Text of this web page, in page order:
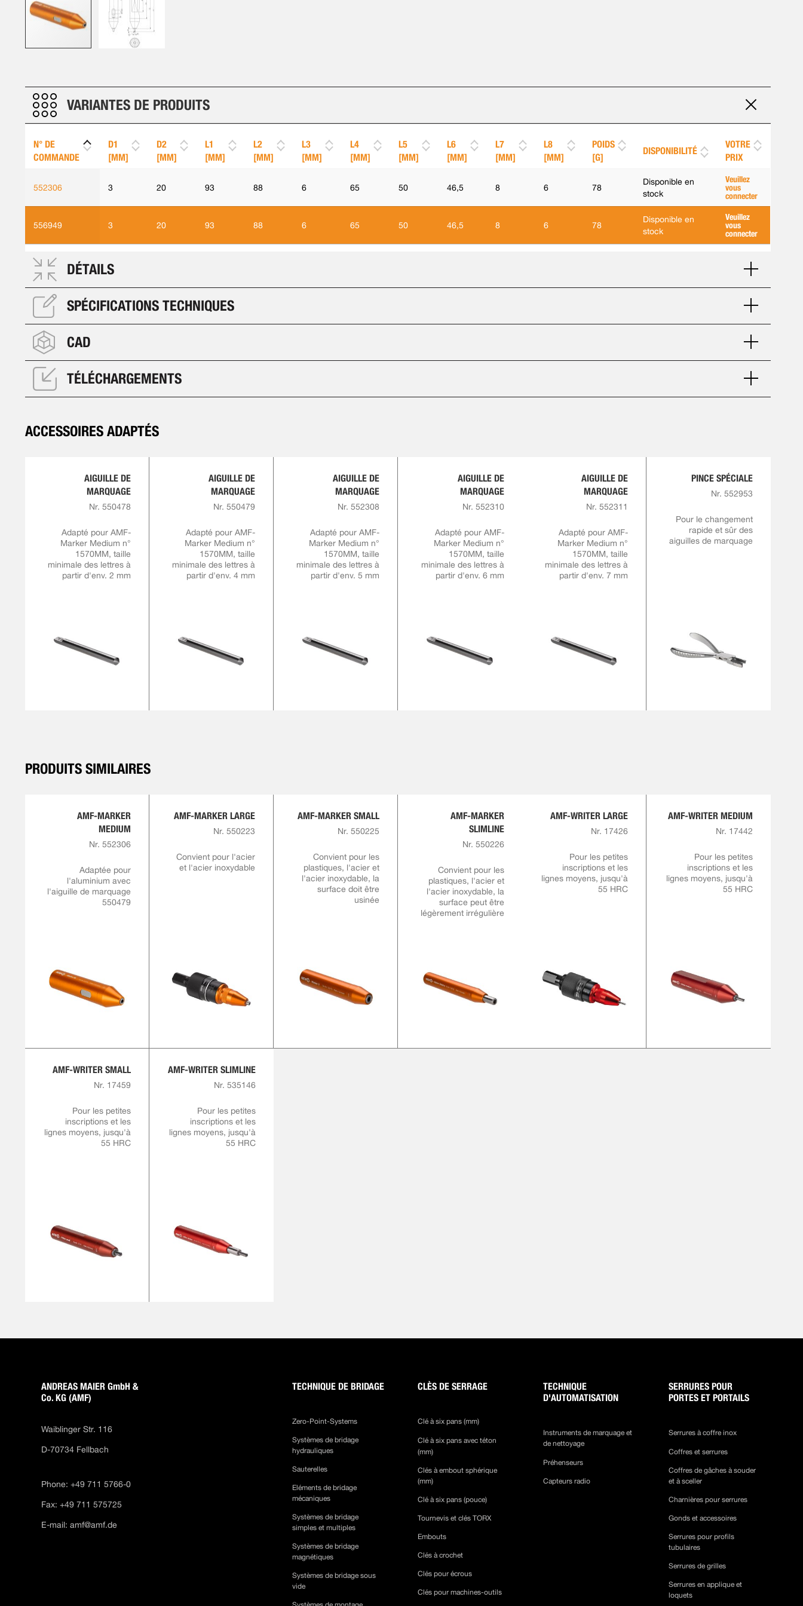
the
beginning
the
images
gallery
VARIANTES DE PRODUITS
N° DE
COMMANDE
D1
[MM]
D2
[MM]
L1
[MM]
L2
[MM]
L3
[MM]
L4
[MM]
L5
[MM]
L6
[MM]
L7
[MM]
L8
[MM]
POIDS
[G]
DISPONIBILITÉ
VOTRE
PRIX
552306 3 20 93 88 6 65 50 46,5 8 6 78
Disponible en
stock
Veuillez
vous
connecter
556949 3 20 93 88 6 65 50 46,5 8 6 78
Disponible en
stock
Veuillez
vous
connecter
DÉTAILS
SPÉCIFICATIONS TECHNIQUES
CAD
TÉLÉCHARGEMENTS
ACCESSOIRES ADAPTÉS
AIGUILLE DE
MARQUAGE
Nr. 550478
Adapté pour AMF-
Marker Medium n°
1570MM, taille
minimale des lettres à
partir d'env. 2 mm
AIGUILLE DE
MARQUAGE
Nr. 550479
Adapté pour AMF-
Marker Medium n°
1570MM, taille
minimale des lettres à
partir d'env. 4 mm
AIGUILLE DE
MARQUAGE
Nr. 552308
Adapté pour AMF-
Marker Medium n°
1570MM, taille
minimale des lettres à
partir d'env. 5 mm
AIGUILLE DE
MARQUAGE
Nr. 552310
Adapté pour AMF-
Marker Medium n°
1570MM, taille
minimale des lettres à
partir d'env. 6 mm
AIGUILLE DE
MARQUAGE
Nr. 552311
Adapté pour AMF-
Marker Medium n°
1570MM, taille
minimale des lettres à
partir d'env. 7 mm
PINCE SPÉCIALE
Nr. 552953
Pour le changement
rapide et sûr des
aiguilles de marquage
PRODUITS SIMILAIRES
AMF-MARKER
MEDIUM
Nr. 552306
Adaptée pour
l'aluminium avec
l'aiguille de marquage
550479
AMF-MARKER LARGE
Nr. 550223
Convient pour l'acier
et l'acier inoxydable
AMF-MARKER SMALL
Nr. 550225
Convient pour les
plastiques, l'acier et
l'acier inoxydable, la
surface doit être
usinée
AMF-MARKER
SLIMLINE
Nr. 550226
Convient pour les
plastiques, l'acier et
l'acier inoxydable, la
surface peut être
légèrement irrégulière
AMF-WRITER LARGE
Nr. 17426
Pour les petites
inscriptions et les
lignes moyens, jusqu'à
55 HRC
AMF-WRITER MEDIUM
Nr. 17442
Pour les petites
inscriptions et les
lignes moyens, jusqu'à
55 HRC
AMF-WRITER SMALL
Nr. 17459
Pour les petites
inscriptions et les
lignes moyens, jusqu'à
55 HRC
AMF-WRITER SLIMLINE
Nr. 535146
Pour les petites
inscriptions et les
lignes moyens, jusqu'à
55 HRC
ANDREAS MAIER GmbH &
Co. KG (AMF)
Waiblinger Str. 116
D-70734 Fellbach
Phone: +49 711 5766-0
Fax: +49 711 575725
E-mail:amf@amf.de
TECHNIQUE DE BRIDAGE
Zero-Point-Systems
Systèmes de bridage
hydrauliques
Sauterelles
Eléments de bridage
mécaniques
Systèmes de bridage
simples et multiples
Systèmes de bridage
magnétiques
Systèmes de bridage sous
vide
CLÈS DE SERRAGE
Clé à six pans (mm)
Clé à six pans avec téton
(mm)
Clés à embout sphérique
(mm)
Clé à six pans (pouce)
Tournevis et clés TORX
Embouts
Clés à crochet
Clés pour écrous
Clés pour machines-outils
TECHNIQUE
D'AUTOMATISATION
Instruments de marquage et
de nettoyage
Préhenseurs
Capteurs radio
SERRURES POUR
PORTES ET PORTAILS
Serrures à coffre inox
Coffres et serrures
Coffres de gâches à souder
et à sceller
Charnières pour serrures
Gonds et accessoires
Serrures pour profils
tubulaires
Serrures de grilles
Serrures en applique et
loquets